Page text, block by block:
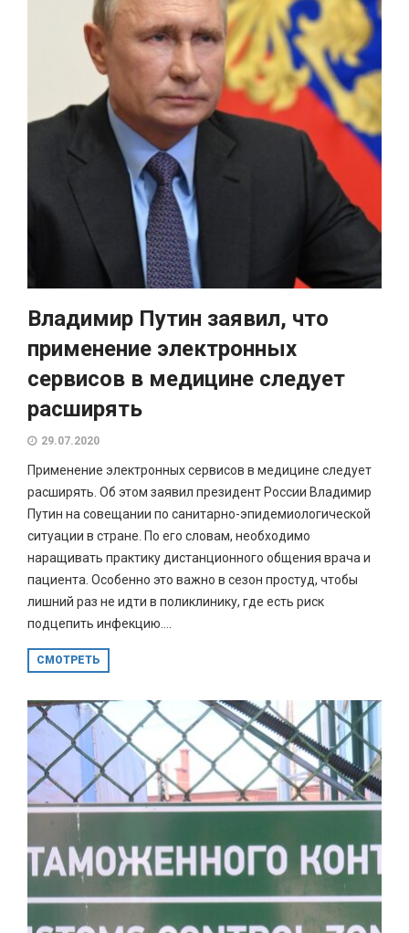
Владимир Путин заявил, что
применение электронных
сервисов в медицине следует
расширять
29.07.2020
Применение электронных сервисов в медицине следует
расширять. Об этом заявил президент России Владимир
Путин на совещании по санитарно-эпидемиологической
ситуации в стране. По его словам, необходимо
наращивать практику дистанционного общения врача и
пациента. Особенно это важно в сезон простуд, чтобы
лишний раз не идти в поликлинику, где есть риск
подцепить инфекцию....
СМОТРЕТЬ